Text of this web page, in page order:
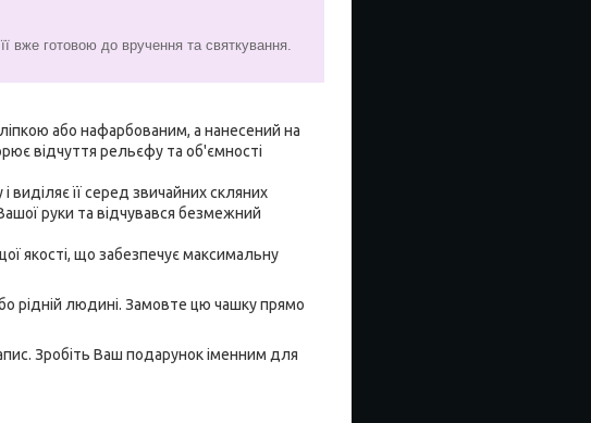
вже готовою до вручення та святкування.
або нафарбованим, а нанесений на
відчуття рельєфу та об'ємності
її серед звичайних скляних
руки та відчувався безмежний
якості, що забезпечує максимальну
рідній людині. Замовте цю чашку прямо
Зробіть Ваш подарунок іменним для